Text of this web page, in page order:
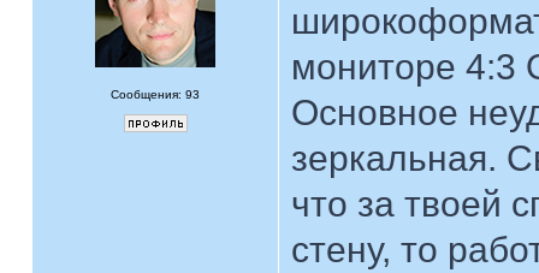
Сообщения: 93
мониторе 4:3
Основное
зеркальная.
что за твоей
стену, то